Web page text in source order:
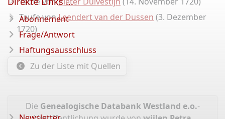
Taufe vonLeendert van der Dussen (3. Dezember
1720)
Zu der Liste mit Quellen
Die Genealogische Databank Westland e.o.-
Abonnement
Frage/Antwort
Haftungsausschluss